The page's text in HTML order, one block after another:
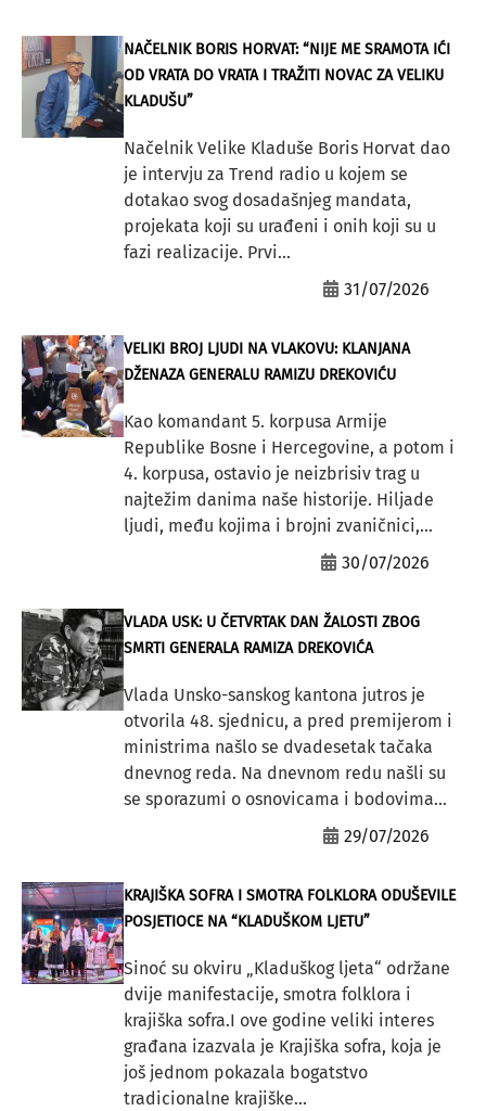
NAČELNIK BORIS HORVAT: “NIJE ME SRAMOTA IĆI
OD VRATA DO VRATA I TRAŽITI NOVAC ZA VELIKU
KLADUŠU”
Načelnik Velike Kladuše Boris Horvat dao
je intervju za Trend radio u kojem se
dotakao svog dosadašnjeg mandata,
projekata koji su urađeni i onih koji su u
fazi realizacije. Prvi...
31/07/2026
VELIKI BROJ LJUDI NA VLAKOVU: KLANJANA
DŽENAZA GENERALU RAMIZU DREKOVIĆU
Kao komandant 5. korpusa Armije
Republike Bosne i Hercegovine, a potom i
4. korpusa, ostavio je neizbrisiv trag u
najtežim danima naše historije. Hiljade
ljudi, među kojima i brojni zvaničnici,...
30/07/2026
VLADA USK: U ČETVRTAK DAN ŽALOSTI ZBOG
SMRTI GENERALA RAMIZA DREKOVIĆA
Vlada Unsko-sanskog kantona jutros je
otvorila 48. sjednicu, a pred premijerom i
ministrima našlo se dvadesetak tačaka
dnevnog reda. Na dnevnom redu našli su
se sporazumi o osnovicama i bodovima...
29/07/2026
KRAJIŠKA SOFRA I SMOTRA FOLKLORA ODUŠEVILE
POSJETIOCE NA “KLADUŠKOM LJETU”
Sinoć su okviru „Kladuškog ljeta“ održane
dvije manifestacije, smotra folklora i
krajiška sofra.I ove godine veliki interes
građana izazvala je Krajiška sofra, koja je
još jednom pokazala bogatstvo
tradicionalne krajiške...